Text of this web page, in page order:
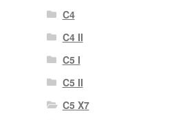
C4
C4 II
C5 I
C5 II
C5 X7